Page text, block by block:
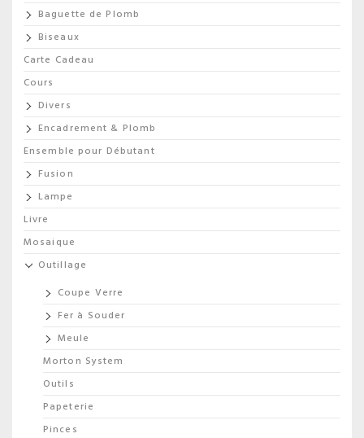
Baguette de Plomb
Biseaux
Carte Cadeau
Cours
Divers
Encadrement & Plomb
Ensemble pour Débutant
Fusion
Lampe
Livre
Mosaique
Outillage
Coupe Verre
Fer à Souder
Meule
Morton System
Outils
Papeterie
Pinces